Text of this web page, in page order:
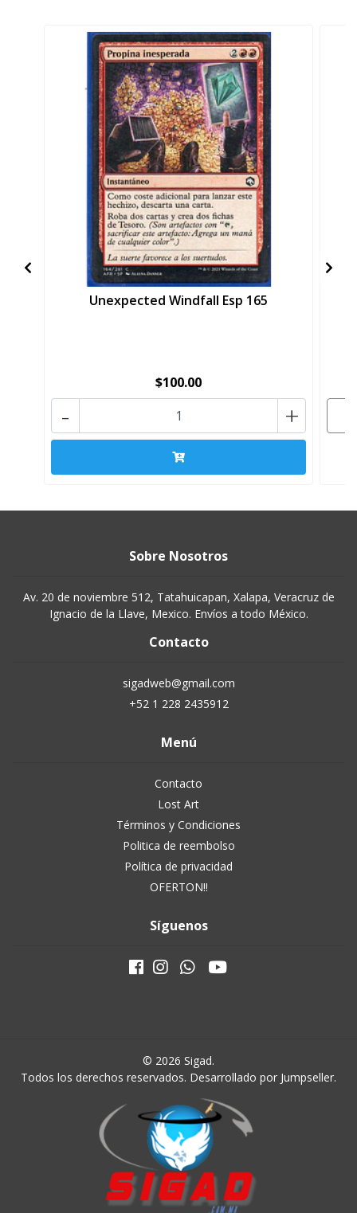
Unexpected Windfall Esp 165
$100.00
+
-
Sobre Nosotros
Av. 20 de noviembre 512, Tatahuicapan, Xalapa, Veracruz de
Ignacio de la Llave, Mexico. Envíos a todo México.
Contacto
sigadweb@gmail.com
+52 1 228 2435912
Menú
Contacto
Lost Art
Términos y Condiciones
Politica de reembolso
Política de privacidad
OFERTON!!
Síguenos
© 2026 Sigad.
Todos los derechos reservados. Desarrollado por Jumpseller.